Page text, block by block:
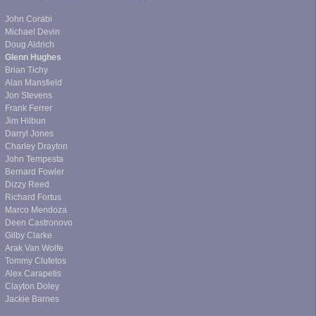
John Corabi
Michael Devin
Doug Aldrich
Glenn Hughes
Brian Tichy
Alan Mansfield
Jon Stevens
Frank Ferrer
Jim Hilbun
Darryl Jones
Charley Drayton
John Tempesta
Bernard Fowler
Dizzy Reed
Richard Fortus
Marco Mendoza
Deen Castronovo
Gilby Clarke
Arak Van Wolfe
Tommy Clufetos
Alex Carapetis
Clayton Doley
Jackie Barnes